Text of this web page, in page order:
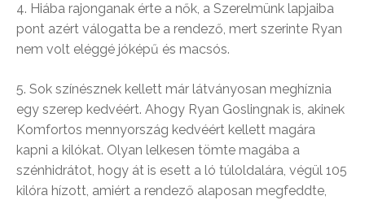
4. Hiába rajonganak érte a nők, a Szerelmünk lapjaiba
pont azért válogatta be a rendező, mert szerinte Ryan
nem volt eléggé jóképű és macsós.
5. Sok színésznek kellett már látványosan meghíznia
egy szerep kedvéért. Ahogy Ryan Goslingnak is, akinek
Komfortos mennyország kedvéért kellett magára
kapni a kilókat. Olyan lelkesen tömte magába a
szénhidrátot, hogy át is esett a ló túloldalára, végül 105
kilóra hízott, amiért a rendező alaposan megfeddte,